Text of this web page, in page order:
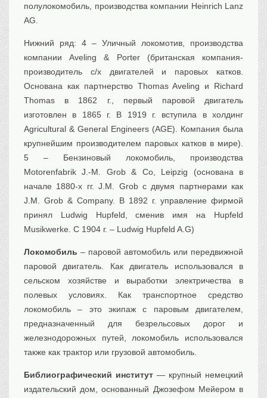
полулокомобиль, производства компании Heinrich Lanz
AG.
Нижний ряд: 4 – Уличный локомотив, производства
компании Aveling & Porter (британская компания-
производитель с/х двигателей и паровых катков.
Основана как партнерство Thomas Aveling и Richard
Thomas в 1862 г., первый паровой двигатель
изготовлен в 1865 г. В 1919 г. вступила в холдинг
Agricultural & General Engineers (AGE). Компания была
крупнейшим производителем паровых катков в мире).
5 – Бензиновый локомобиль, производства
Motorenfabrik J.-M. Grob & Co, Leipzig (основана в
начале 1880-х гг. J.M. Grob с двумя партнерами как
J.M. Grob & Company. В 1892 г. управление фирмой
принял Ludwig Hupfeld, сменив имя на Hupfeld
Musikwerke. С 1904 г. – Ludwig Hupfeld A.G)
Локомобиль – паровой автомобиль или передвижной
паровой двигатель. Как двигатель использовался в
сельском хозяйстве и выработки электричества в
полевых условиях. Как транспортное средство
локомобиль – это экипаж с паровым двигателем,
предназначенный для безрельсовых дорог и
железнодорожных путей, локомобиль использовался
также как трактор или грузовой автомобиль.
Библиографический институт — крупный немецкий
издательский дом, основанный Джозефом Мейером в